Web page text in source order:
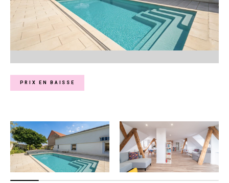
PRIX EN BAISSE